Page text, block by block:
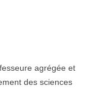
agrégée et
des sciences